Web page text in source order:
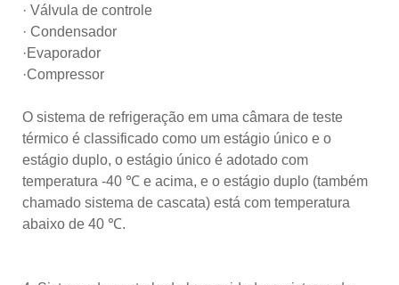
· Válvula de controle
· Condensador
·Evaporador
·Compressor
O sistema de refrigeração em uma câmara de teste
térmico é classificado como um estágio único e o
estágio duplo, o estágio único é adotado com
temperatura -40 ℃ e acima, e o estágio duplo (também
chamado sistema de cascata) está com temperatura
abaixo de 40 ℃.